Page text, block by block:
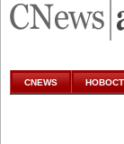
аналитике
CNEWS